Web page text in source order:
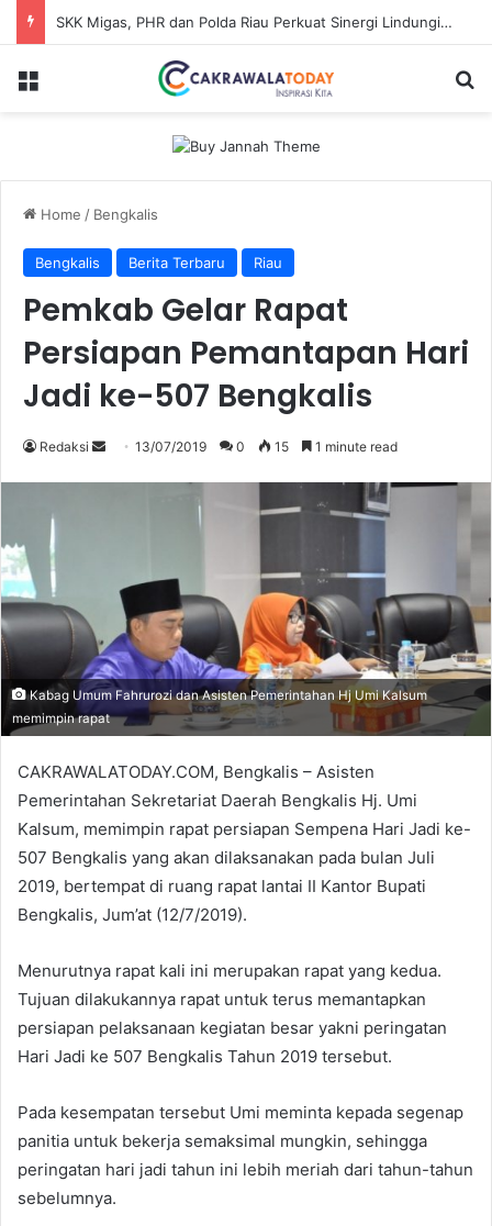
SKK Migas, PHR dan Polda Riau Perkuat Sinergi Lindungi Aset Negara demi Menjaga Ketahanan Energi Nasional
Menu
Home / Bengkalis
Bengkalis Berita Terbaru Riau
Pemkab Gelar Rapat
Persiapan Pemantapan Hari
Jadi ke-507 Bengkalis
Redaksi
Send13/07/2019 0 15 1 minute read
Kabag Umum Fahrurozi dan Asisten Pemerintahan Hj Umi Kalsum
memimpin rapat
CAKRAWALATODAY.COM, Bengkalis – Asisten
Pemerintahan Sekretariat Daerah Bengkalis Hj. Umi
Kalsum, memimpin rapat persiapan Sempena Hari Jadi ke-
507 Bengkalis yang akan dilaksanakan pada bulan Juli
2019, bertempat di ruang rapat lantai II Kantor Bupati
Bengkalis, Jum’at (12/7/2019).
Menurutnya rapat kali ini merupakan rapat yang kedua.
Tujuan dilakukannya rapat untuk terus memantapkan
persiapan pelaksanaan kegiatan besar yakni peringatan
Hari Jadi ke 507 Bengkalis Tahun 2019 tersebut.
Pada kesempatan tersebut Umi meminta kepada segenap
panitia untuk bekerja semaksimal mungkin, sehingga
peringatan hari jadi tahun ini lebih meriah dari tahun-tahun
sebelumnya.